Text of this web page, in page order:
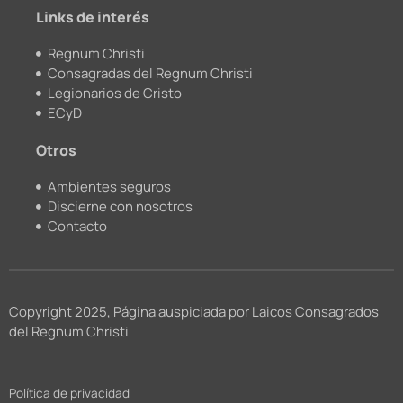
Links de interés
Regnum Christi
Consagradas del Regnum Christi
Legionarios de Cristo
ECyD
Otros
Ambientes seguros
Discierne con nosotros
Contacto
Copyright 2025, Página auspiciada por Laicos Consagrados
del Regnum Christi
Política de privacidad